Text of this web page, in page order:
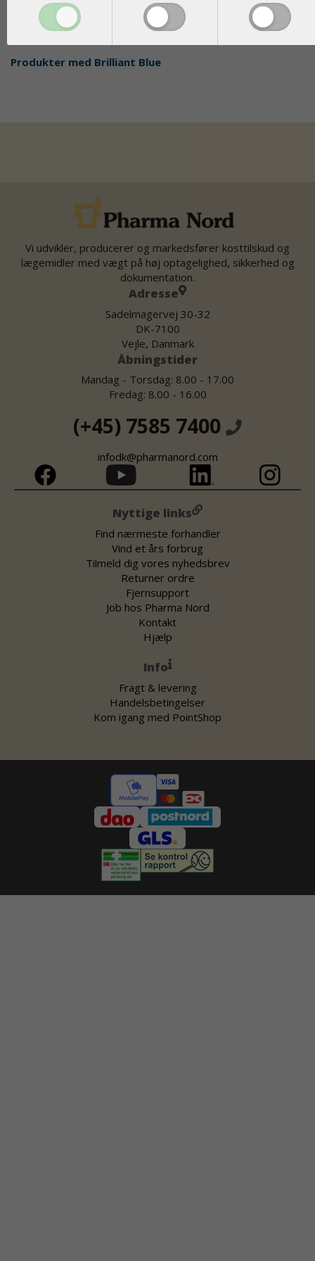
Produkter med Brilliant Blue
Vi udvikler, producerer og markedsfører kosttilskud og
lægemidler med vægt på høj optagelighed, sikkerhed og
dokumentation.
Adresse
Sadelmagervej 30-32
DK-7100
Vejle, Danmark
Åbningstider
Mandag - Torsdag: 8.00 - 17.00
Fredag: 8.00 - 16.00
(+45) 7585 7400
infodk@pharmanord.com
Nyttige links
Find nærmeste forhandler
Vind et års forbrug
Tilmeld dig vores nyhedsbrev
Returner ordre
Fjernsupport
Job hos Pharma Nord
Kontakt
Hjælp
Info
Fragt & levering
Handelsbetingelser
Kom igang med PointShop